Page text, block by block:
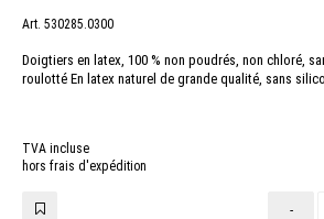
Art. 530285.0300
Doigtiers en latex, 100 % non poudrés, non chloré,
roulotté En latex naturel de grande qualité, sans
TVA incluse
hors frais d'expédition
-